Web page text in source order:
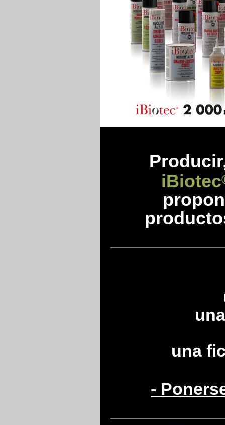
Prod
iBiotec
una
-